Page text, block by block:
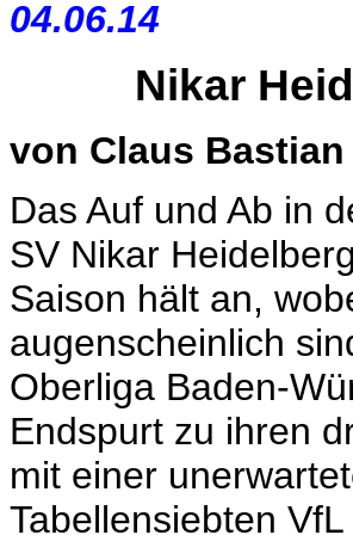
04.06.14
Nikar
von Claus Bastian
Das Auf und Ab in
SV Nikar
Saison hält an,
augenscheinlich
Oberliga Baden-
Endspurt zu ihren
mit einer
Tabellensiebten